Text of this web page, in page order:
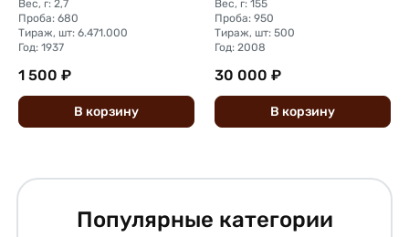
Вес, г: 2,7
Проба: 680
Тираж, шт: 6.471.000
Год: 1937
1 500 ₽
В корзину
Вес, г: 155
Проба: 950
Тираж, шт: 500
Год: 2008
30 000 ₽
В корзину
Популярные категории